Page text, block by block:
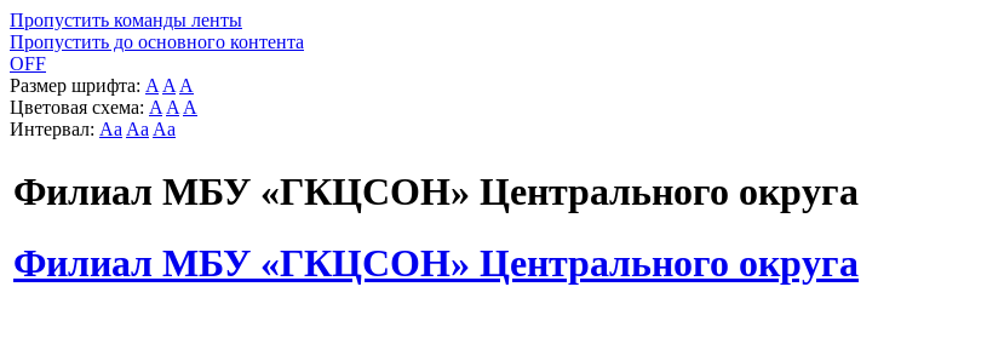
Пропустить команды ленты
Пропустить до основного контента
OFF
Размер шрифта: A A A
Цветовая схема: A A A
Интервал: Aa Aa Aa
Филиал МБУ «ГКЦСОН» Центрального округа
Филиал МБУ «ГКЦСОН» Центрального округа